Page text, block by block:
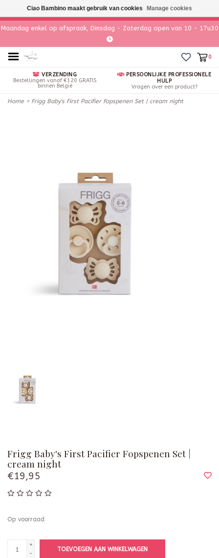
Maandag enkel op afspraak, Dinsdag - Zaterdag open van 10 - 17u30
0
VERZENDING
Bestellingen vanaf €120 GRATIS
binnen België
PERSOONLIJKE PROFESSIONELE
HULP
Vragen over een product?
Home > Frigg Baby's First Pacifier Fopspenen Set | cream night
Frigg Baby's First Pacifier Fopspenen Set |
cream night
€19,95
Op voorraad
+
-
TOEVOEGEN AAN WINKELWAGEN
Ciao Bambino maakt gebruik van cookies Manage cookies